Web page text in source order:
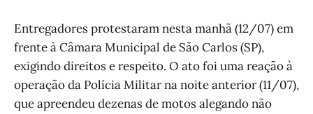
Entregadores protestaram nesta manhã (12/07) em
frente à Câmara Municipal de São Carlos (SP),
exigindo direitos e respeito. O ato foi uma reação à
operação da Polícia Militar na noite anterior (11/07),
que apreendeu dezenas de motos alegando não